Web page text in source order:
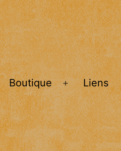
Boutique
Ouvrir
le
menu
Liens